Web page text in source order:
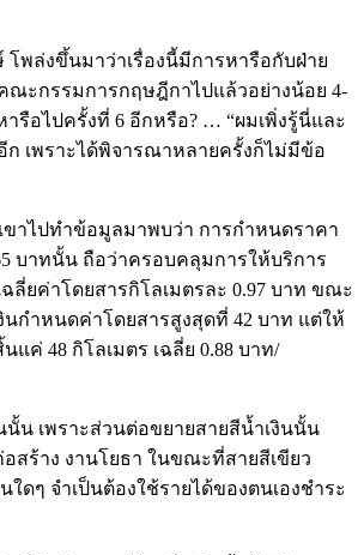
พล่งขึ้นมาว่าเรื่องนี้มีการหารือกับฝ่าย
ณะกรรมการกฤษฎีกาไปแล้วอย่างน้อย 4-
รือไปครั้งที่ 6 อีกหรือ? … “ผมเพิ่งรู้นี่และ
ก เพราะได้พิจารณาหลายครั้งก็ไม่มีข้อ
ขาไปทำข้อมูลมาพบว่า การกำหนดราคา
บาทนั้น ถือว่าครอบคลุมการให้บริการ
ฉลี่ยค่าโดยสารกิโลเมตรละ 0.97 บาท ขณะ
นกำหนดค่าโดยสารสูงสุดที่ 42 บาท แต่ให้
แค่ 48 กิโลเมตร เฉลี่ย 0.88 บาท/
นั้น เพราะส่วนต่อขยายสายสีน้ำเงินนั้น
สร้าง งานโยธา ในขณะที่สายสีเขียว
ดๆ จำเป็นต้องใช้รายได้ของตนเองชำระ